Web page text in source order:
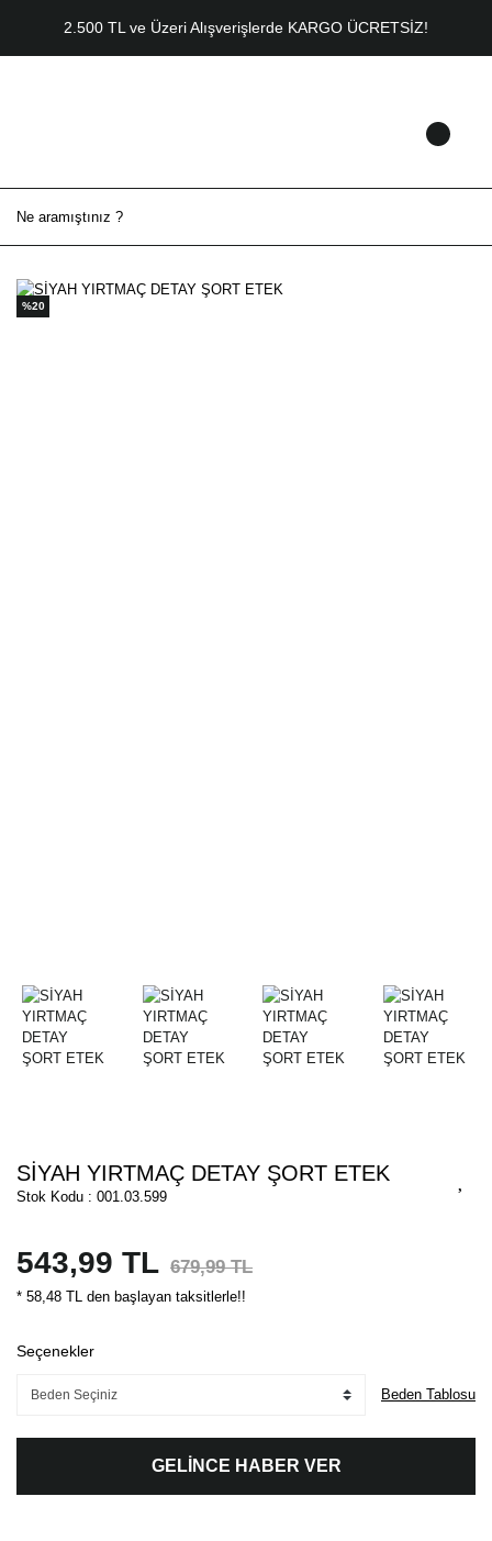
2.500 TL ve Üzeri Alışverişlerde KARGO ÜCRETSİZ!
%20
SİYAH YIRTMAÇ DETAY ŞORT ETEK
Stok Kodu : 001.03.599
543,99 TL 679,99 TL
* 58,48 TL den başlayan taksitlerle!!
Seçenekler
Beden Tablosu
GELİNCE HABER VER